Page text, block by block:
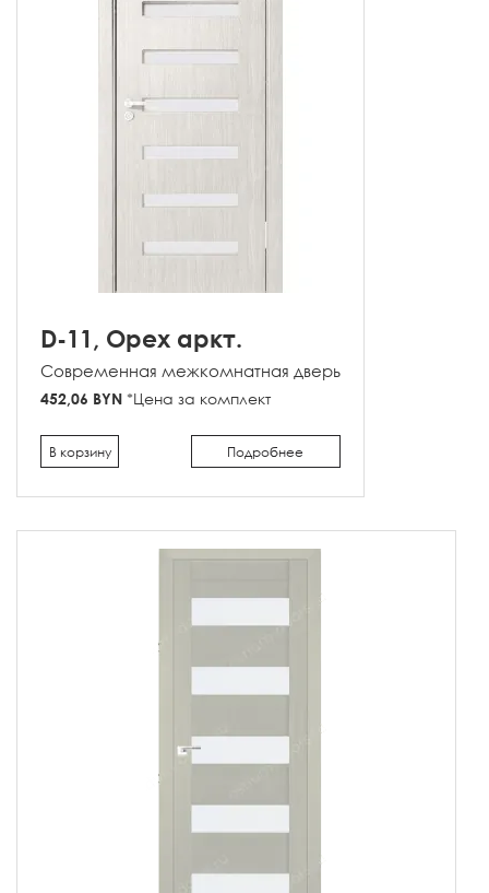
D-11, Орех аркт.
Современная межкомнатная дверь
452,06 BYN *Цена за комплект
Подробнее
В корзину